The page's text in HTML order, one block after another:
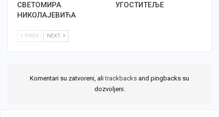
СВЕТОМИРА
НИКОЛАЈЕВИЋА
УГОСТИТЕЉЕ
PREV NEXT
Komentari su zatvoreni, alitrackbacks and pingbacks su
dozvoljeni.